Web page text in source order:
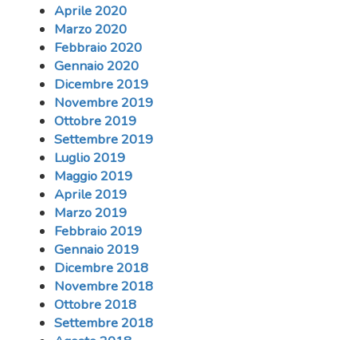
Aprile 2020
Marzo 2020
Febbraio 2020
Gennaio 2020
Dicembre 2019
Novembre 2019
Ottobre 2019
Settembre 2019
Luglio 2019
Maggio 2019
Aprile 2019
Marzo 2019
Febbraio 2019
Gennaio 2019
Dicembre 2018
Novembre 2018
Ottobre 2018
Settembre 2018